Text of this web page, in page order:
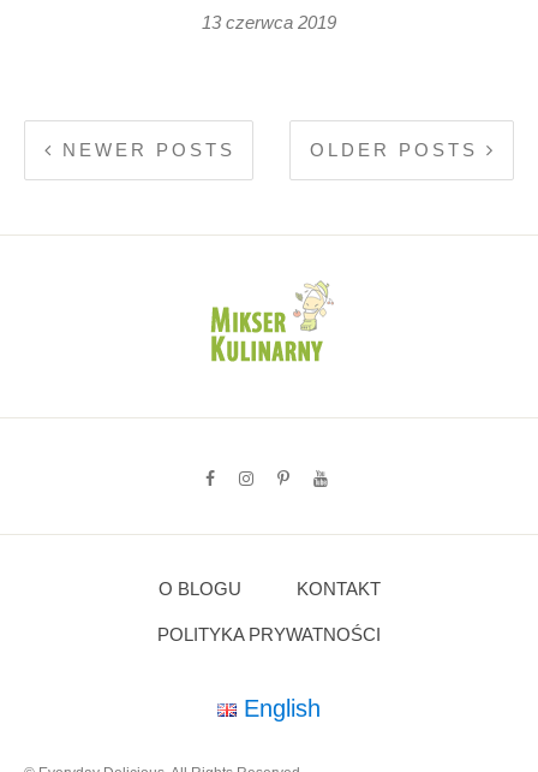
13 czerwca 2019
OLDER POSTS
NEWER POSTS
O BLOGU KONTAKT
POLITYKA PRYWATNOŚCI
English